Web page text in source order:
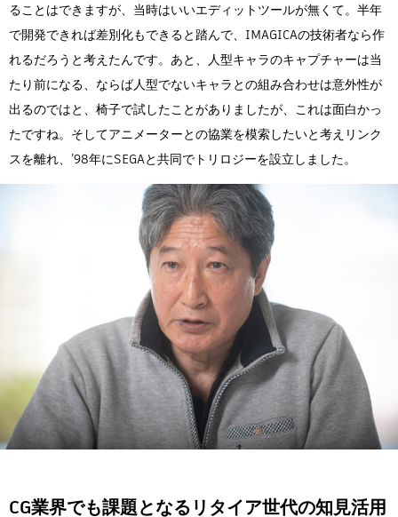
ることはできますが、当時はいいエディットツールが無くて。半年
で開発できれば差別化もできると踏んで、IMAGICAの技術者なら作
れるだろうと考えたんです。あと、人型キャラのキャプチャーは当
たり前になる、ならば人型でないキャラとの組み合わせは意外性が
出るのではと、椅子で試したことがありましたが、これは面白かっ
たですね。そしてアニメーターとの協業を模索したいと考えリンク
スを離れ、’98年にSEGAと共同でトリロジーを設立しました。
CG業界でも課題となるリタイア世代の知見活用